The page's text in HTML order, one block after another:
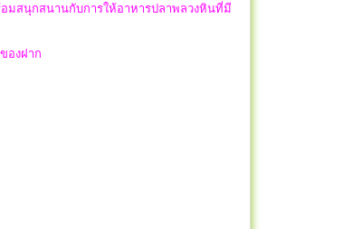
มสนุกสนานกับการให้อาหารปลาพลวงหินที่มี
องฝาก